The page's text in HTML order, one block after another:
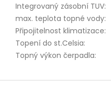
Integrovaný zásobní TUV:
max. teplota topné vody:
Připojitelnost klimatizace:
Topení do st.Celsia:
Topný výkon čerpadla:
Z